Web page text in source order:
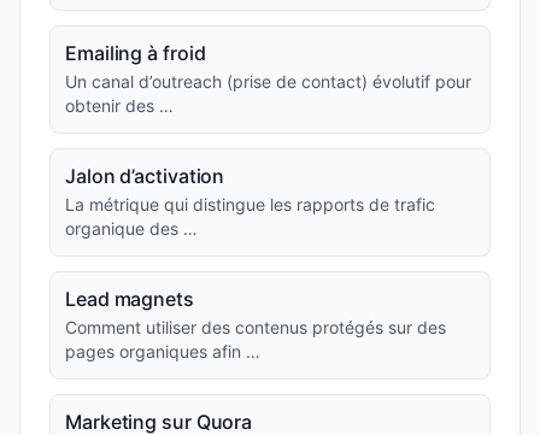
Emailing à froid
Un canal d’outreach (prise de contact) évolutif pour
obtenir des …
Jalon d’activation
La métrique qui distingue les rapports de trafic
organique des …
Lead magnets
Comment utiliser des contenus protégés sur des
pages organiques afin …
Marketing sur Quora